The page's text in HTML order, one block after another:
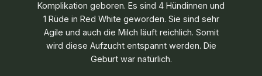
Komplikation geboren. Es sind 4 Hündinnen und
1 Rüde in Red White geworden. Sie sind sehr
Agile und auch die Milch läuft reichlich. Somit
wird diese Aufzucht entspannt werden. Die
Geburt war natürlich.